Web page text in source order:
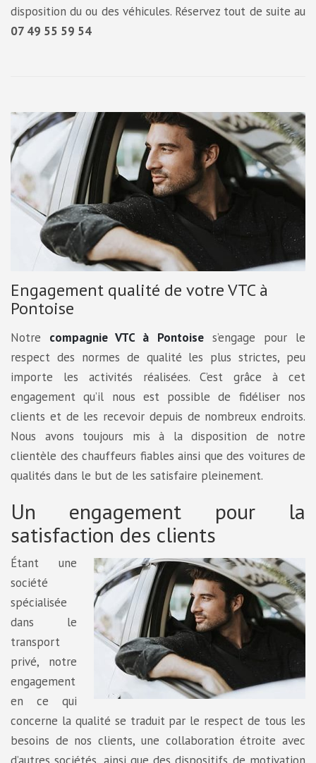
disposition du ou des véhicules. Réservez tout de suite au
07 49 55 59 54
Engagement qualité de votre VTC à
Pontoise
Notre compagnie VTC à Pontoises’engage pour le
respect des normes de qualité les plus strictes, peu
importe les activités réalisées. C’est grâce à cet
engagement qu’il nous est possible de fidéliser nos
clients et de les recevoir depuis de nombreux endroits.
Nous avons toujours mis à la disposition de notre
clientèle des chauffeurs fiables ainsi que des voitures de
qualités dans le but de les satisfaire pleinement.
Un engagement pour la
satisfaction des clients
Étant une
société
spécialisée
dans le
transport
privé, notre
engagement
en ce qui
concerne la qualité se traduit par le respect de tous les
besoins de nos clients, une collaboration étroite avec